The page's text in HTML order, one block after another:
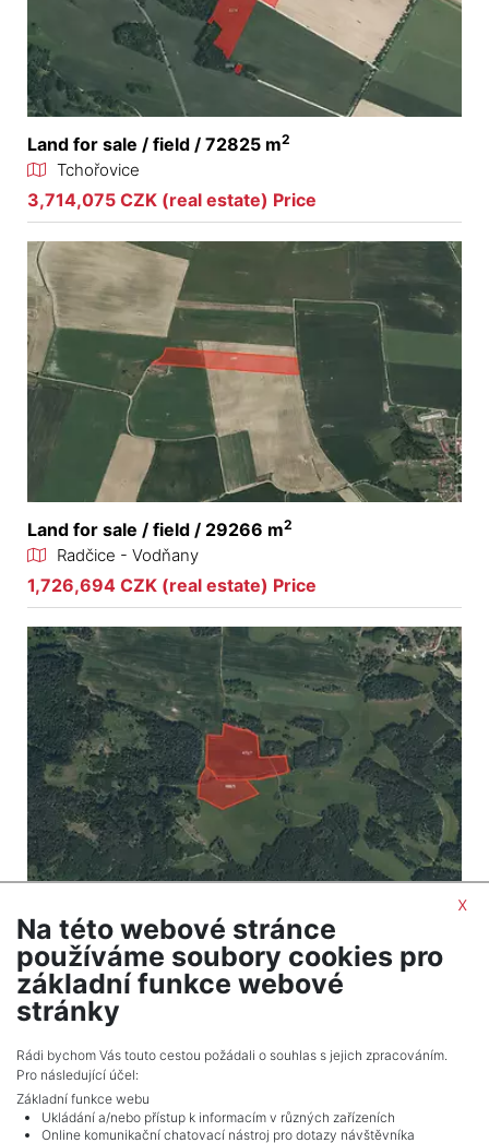
Land for sale / field / 72825 m2
Tchořovice
3,714,075 CZK (real estate) Price
Land for sale / field / 29266 m2
Radčice - Vodňany
1,726,694 CZK (real estate) Price
Land for sale / field / 51244 m2
Nahošín - Doubravice
2,459,712 CZK (real estate) Price
Adverts total10.
x
Na této webové stránce
používáme soubory cookies pro
základní funkce webové
stránky
Rádi bychom Vás touto cestou požádali o souhlas s jejich zpracováním.
Pro následující účel:
Základní funkce webu
Ukládání a/nebo přístup k informacím v různých zařízeních
Online komunikační chatovací nástroj pro dotazy návštěvníka